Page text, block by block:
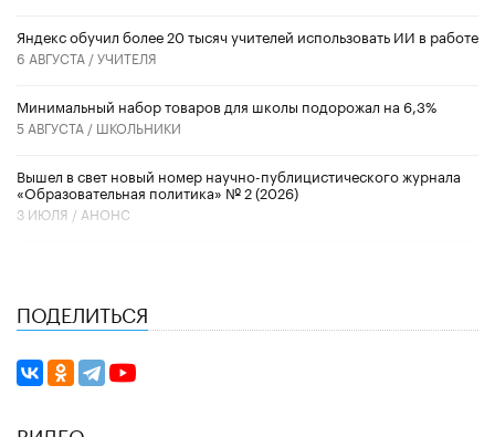
​Яндекс обучил более 20 тысяч учителей использовать ИИ в работе
6 АВГУСТА /УЧИТЕЛЯ
Минимальный набор товаров для школы подорожал на 6,3%
5 АВГУСТА / ШКОЛЬНИКИ
Вышел в свет новый номер научно-публицистического журнала
«Образовательная политика» № 2 (2026)
3 ИЮЛЯ / АНОНС
ПОДЕЛИТЬСЯ